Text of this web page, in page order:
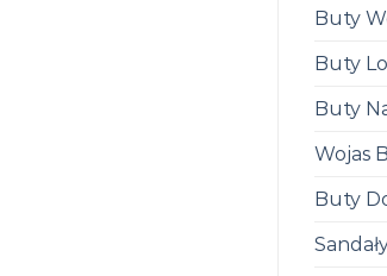
Buty
Buty
Buty
Wojas
Buty